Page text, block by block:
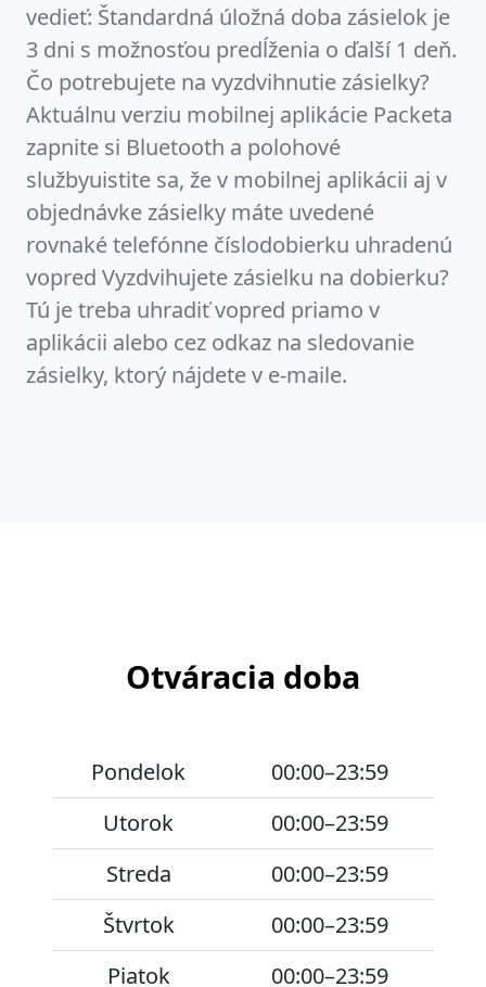
vedieť: Štandardná úložná doba zásielok je
3 dni s možnosťou predĺženia o ďalší 1 deň.
Čo potrebujete na vyzdvihnutie zásielky?
Aktuálnu verziu mobilnej aplikácie Packeta
zapnite si Bluetooth a polohové
službyuistite sa, že v mobilnej aplikácii aj v
objednávke zásielky máte uvedené
rovnaké telefónne číslodobierku uhradenú
vopred Vyzdvihujete zásielku na dobierku?
Tú je treba uhradiť vopred priamo v
aplikácii alebo cez odkaz na sledovanie
zásielky, ktorý nájdete v e-maile.
Otváracia doba
Pondelok
00:00–23:59
Utorok
00:00–23:59
Streda
00:00–23:59
Štvrtok
00:00–23:59
Piatok
00:00–23:59